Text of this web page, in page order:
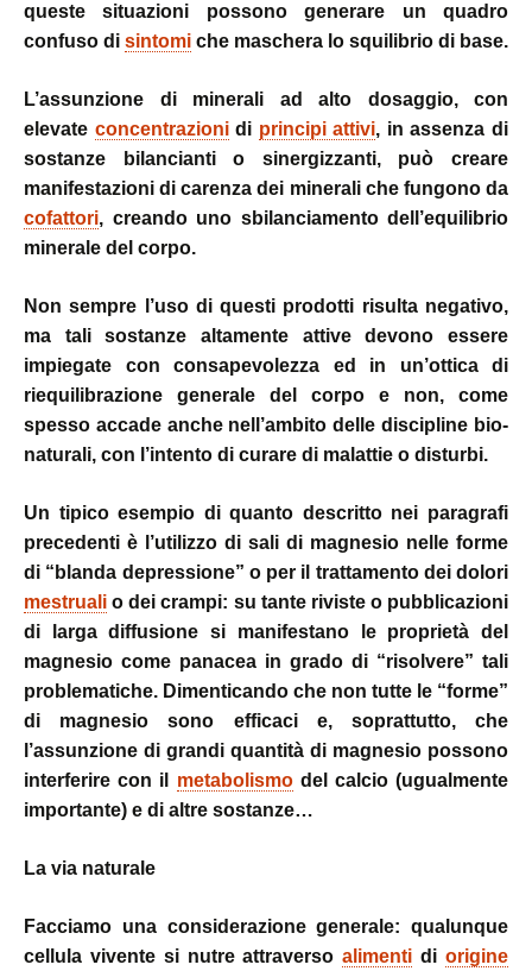
queste situazioni possono generare un quadro
confuso di sintomi che maschera lo squilibrio di base.
L’assunzione di minerali ad alto dosaggio, con
elevate concentrazionidi principi attivi, in assenza di
sostanze bilancianti o sinergizzanti, può creare
manifestazioni di carenza dei minerali che fungono da
cofattori, creando uno sbilanciamento dell’equilibrio
minerale del corpo.
Non sempre l’uso di questi prodotti risulta negativo,
ma tali sostanze altamente attive devono essere
impiegate con consapevolezza ed in un’ottica di
riequilibrazione generale del corpo e non, come
spesso accade anche nell’ambito delle discipline bio-
naturali, con l’intento di curare di malattie o disturbi.
Un tipico esempio di quanto descritto nei paragrafi
precedenti è l’utilizzo di sali di magnesio nelle forme
di “blanda depressione” o per il trattamento dei dolori
mestruali o dei crampi: su tante riviste o pubblicazioni
di larga diffusione si manifestano le proprietà del
magnesio come panacea in grado di “risolvere” tali
problematiche. Dimenticando che non tutte le “forme”
di magnesio sono efficaci e, soprattutto, che
l’assunzione di grandi quantità di magnesio possono
interferire con il metabolismodel calcio (ugualmente
importante) e di altre sostanze…
La via naturale
Facciamo una considerazione generale: qualunque
cellula vivente si nutre attraversoalimenti diorigine